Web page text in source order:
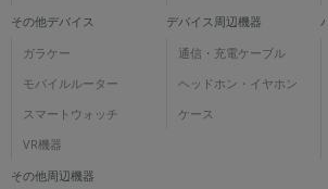
その他デバイス
ガラケー
モバイルルーター
スマートウォッチ
VR機器
デバイス周辺機器
通信・充電ケーブル
ヘッドホン・イヤホン
ケース
その他周辺機器